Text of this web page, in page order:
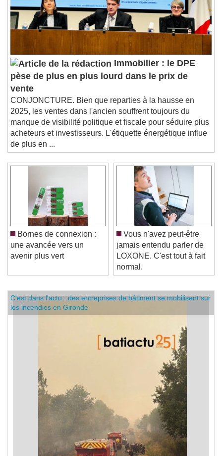
Immobilier : le DPE
pèse de plus en plus lourd dans le prix de
vente
CONJONCTURE. Bien que reparties à la hausse en
2025, les ventes dans l'ancien souffrent toujours du
manque de visibilité politique et fiscale pour séduire plus
acheteurs et investisseurs. L'étiquette énergétique influe
de plus en ...
Bornes de connexion :
une avancée vers un
Vous n'avez peut-être
jamais entendu parler de
LOXONE. C'est tout à fait
normal.
C'est dans l'actu : des entreprises de bâtiment se mobilisent sur
les incendies en Gironde